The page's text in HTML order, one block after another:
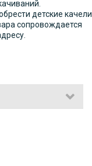
детские качели
сопровождается